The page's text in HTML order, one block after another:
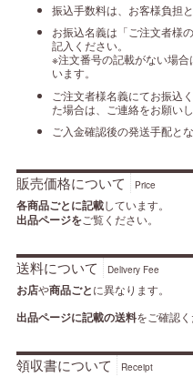
振込手数料は、お客様負担と
お振込名義は「ご注文者様
記入ください。
※注文番号の記載がない場
います。
ご注文者様名義にてお振込
た場合は、ご連絡をお願いし
ご入金確認後の発送手配とな
販売価格について Price
各商品ごとに記載しています。
出品ページをご覧ください。
送料について Delivery Fee
お店や商品ごとに異なります。
出品ページに記載の送料をご確認く
領収書について Receipt